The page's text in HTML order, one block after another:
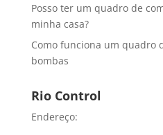
Posso ter um quadro de
minha casa?
Como funciona um quadro
bombas
Rio Control
Endereço: